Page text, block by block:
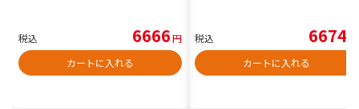
税込 6666円
カートに入れる
税込 6674
カートに入れる